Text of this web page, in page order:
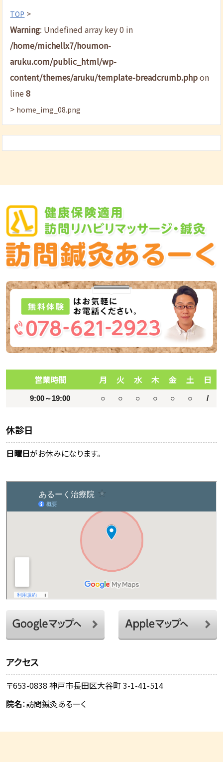
TOP >
Warning: Undefined array key 0 in
/home/michellx7/houmon-
aruku.com/public_html/wp-
content/themes/aruku/template-breadcrumb.phpon
line8
> home_img_08.png
営業時間 月 火 水 木 金 土 日
9:00～19:00 ○ ○ ○ ○ ○ ○ /
休診日
日曜日がお休みになります。
アクセス
〒653-0838 神戸市長田区大谷町 3-1-41-514
院名：訪問鍼灸あるーく